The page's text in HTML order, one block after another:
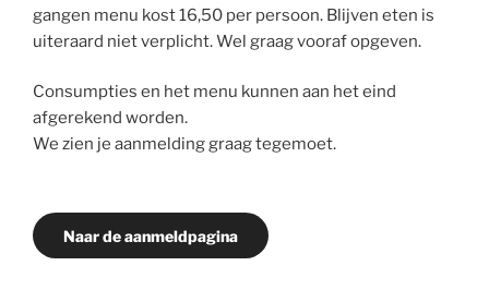
gangen menu kost 16,50 per persoon. Blijven eten is
uiteraard niet verplicht. Wel graag vooraf opgeven.
Consumpties en het menu kunnen aan het eind
afgerekend worden.
We zien je aanmelding graag tegemoet.
Naar de aanmeldpagina